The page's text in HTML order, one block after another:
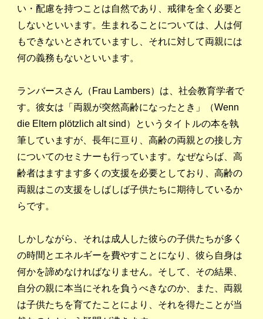
Direkt aus Europa
auf deutsch
ドイツ語聞き取り作文独習教材
い・配慮を持つことは自然であり、戒律を全く必要と
しないといいます。生まれることについては、人は何
もできないとされていますし、それに対して両親には
何の義務もないといいます。
ランバースさん（Frau Lambers）は、社会教育学者で
す。彼女は「両親が突然高齢になったとき」（Wenn
die Eltern plötzlich alt sind）というタイトルの本を執
筆していますが、長年に亘り、高齢の両親との接し方
についてのセミナーも行っています。なぜならば、高
齢者はますます多くの支援を必要としており、高齢の
両親はこの支援をしばしば子供たちに期待しているか
らです。
しかしながら、それは成人した彼らの子供たちが多く
の時間とエネルギーを費やすことになり、彼ら自身は
何かを諦めなければなりません。そして、その結果、
自分の親に本当にそれを負うべきなのか、また、両親
は子供たちを育てたことにより、それを得たことが当